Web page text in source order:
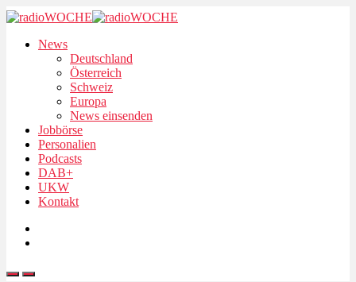
News
Deutschland
Österreich
Schweiz
Europa
News einsenden
Jobbörse
Personalien
Podcasts
DAB+
UKW
Kontakt